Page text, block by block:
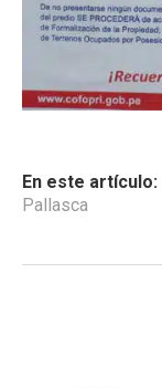
En este artículo:
Pallasca